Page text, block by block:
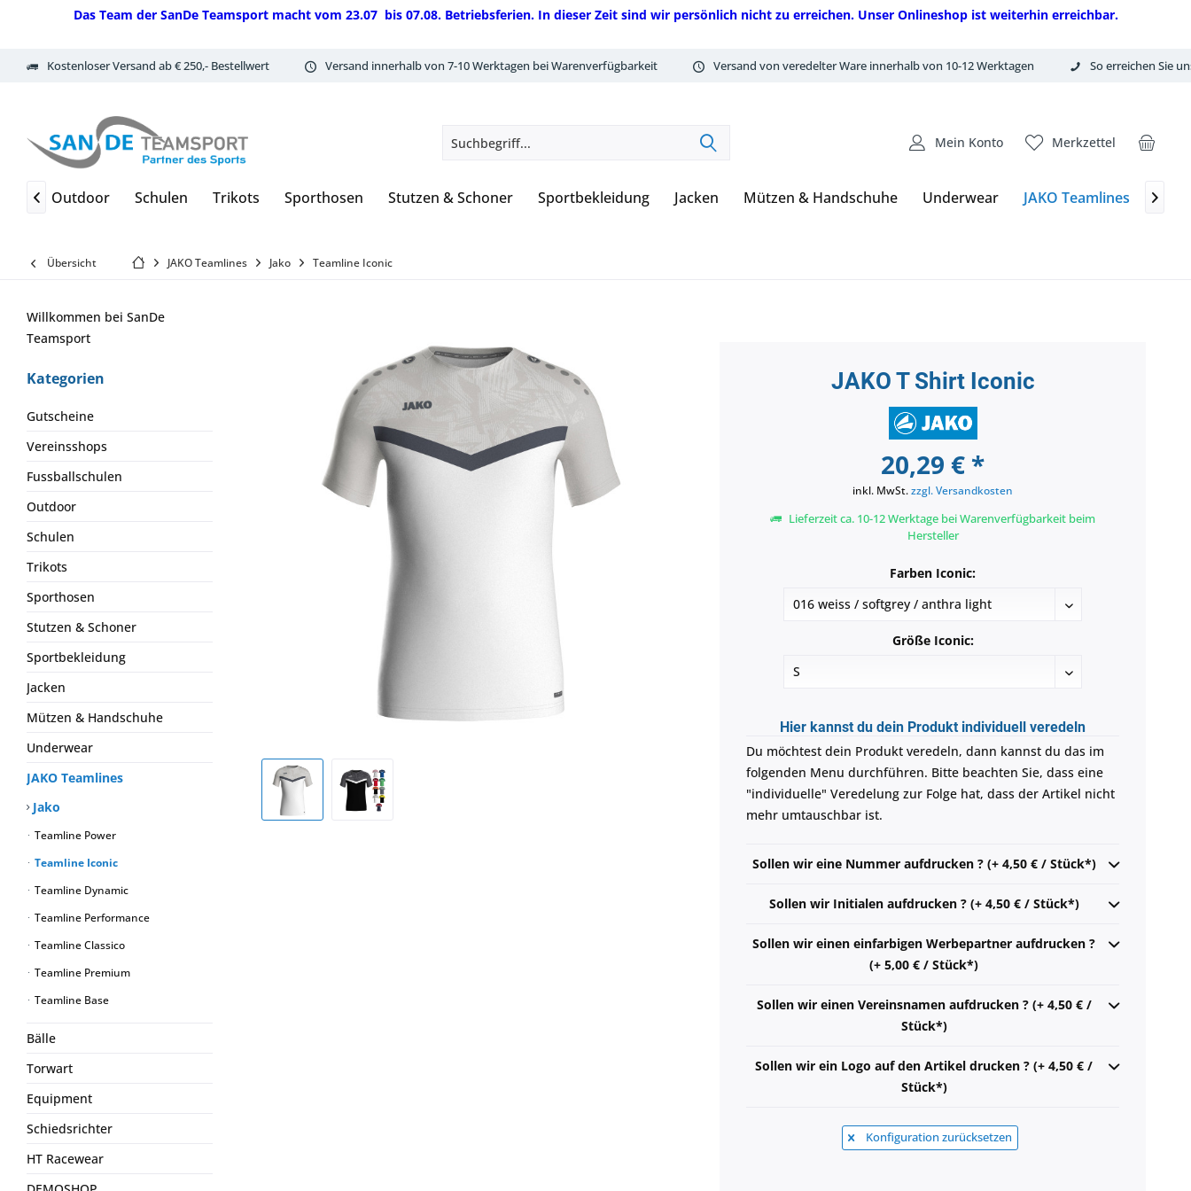
Das Team der SanDe Teamsport macht vom 23.07 bis 07.08. Betriebsferien. In dieser Zeit sind wir persönlich nicht zu erreichen. Unser Onlineshop ist weiterhin erreichbar.
Kostenloser Versand ab € 250,- Bestellwert Versand innerhalb von 7-10 Werktagen bei Warenverfügbarkeit Versand von veredelter Ware innerhalb von 10-12 Werktagen So erreichen Sie
Merkzettel
Mein Konto
Outdoor Schulen Trikots Sporthosen Stutzen & Schoner Sportbekleidung Jacken Mützen & Handschuhe Underwear JAKO Teamlines Bälle
 
Übersicht JAKO Teamlines Jako Teamline Iconic
Willkommen bei SanDe
Teamsport
Kategorien
Gutscheine
Vereinsshops
Fussballschulen
Outdoor
Schulen
Trikots
Sporthosen
Stutzen & Schoner
Sportbekleidung
Jacken
Mützen & Handschuhe
Underwear
JAKO Teamlines
Jako
Teamline Power
Teamline Iconic
Teamline Dynamic
Teamline Performance
Teamline Classico
Teamline Premium
Teamline Base
Bälle
Torwart
Equipment
Schiedsrichter
HT Racewear
JAKO T Shirt Iconic
20,29 € *
inkl. MwSt.zzgl. Versandkosten
Lieferzeit ca. 10-12 Werktage bei Warenverfügbarkeit beim
Hersteller
Farben Iconic:
Größe Iconic:
Hier kannst du dein Produkt individuell veredeln
Du möchtest dein Produkt veredeln, dann kannst du das im
folgenden Menu durchführen. Bitte beachten Sie, dass eine
"individuelle" Veredelung zur Folge hat, dass der Artikel nicht
mehr umtauschbar ist.
Sollen wir eine Nummer aufdrucken ? (+ 4,50 € / Stück*)
Sollen wir Initialen aufdrucken ? (+ 4,50 € / Stück*)
Sollen wir einen einfarbigen Werbepartner aufdrucken ?
(+ 5,00 € / Stück*)
Sollen wir einen Vereinsnamen aufdrucken ? (+ 4,50 € /
Stück*)
Sollen wir ein Logo auf den Artikel drucken ? (+ 4,50 € /
Stück*)
Konfiguration zurücksetzen